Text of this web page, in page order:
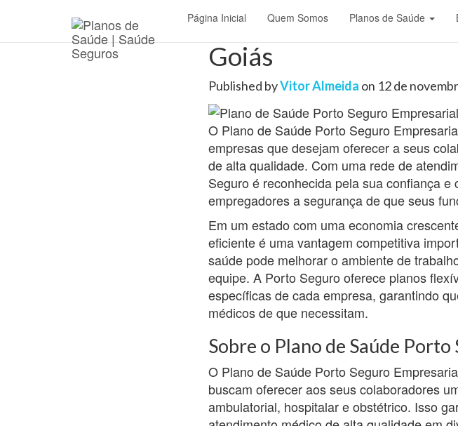
Página Inicial Quem Somos Planos de Saúde
Plano de Saúde Porto
Goiás
Published byVitor Almeida on 12 de
O Plano de Saúde Porto Seguro
empresas que desejam oferecer a seus
de alta qualidade. Com uma rede de
Seguro é reconhecida pela sua confiança
empregadores a segurança de que seus
Em um estado com uma economia
eficiente é uma vantagem competitiva
saúde pode melhorar o ambiente de
equipe. A Porto Seguro oferece planos
específicas de cada empresa, garantindo
médicos de que necessitam.
Sobre o Plano de Saúde
O Plano de Saúde Porto Seguro
buscam oferecer aos seus colaboradores
ambulatorial, hospitalar e obstétrico. Isso